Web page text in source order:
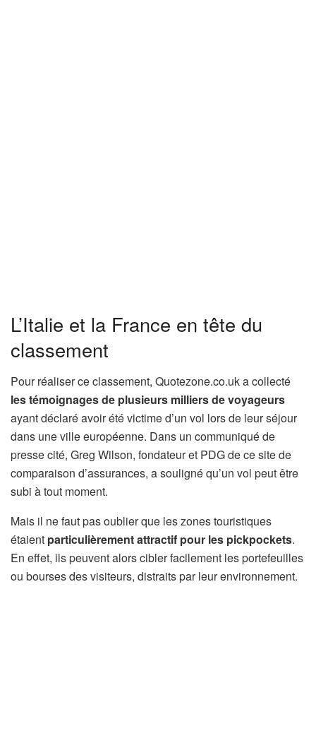
L’Italie et la France en tête du
classement
Pour réaliser ce classement, Quotezone.co.uk a collecté
les témoignages de plusieurs milliers de voyageurs
ayant déclaré avoir été victime d’un vol lors de leur séjour
dans une ville européenne. Dans un communiqué de
presse cité, Greg Wilson, fondateur et PDG de ce site de
comparaison d’assurances, a souligné qu’un vol peut être
subi à tout moment.
Mais il ne faut pas oublier que les zones touristiques
étaient particulièrement attractif pour les pickpockets.
En effet, ils peuvent alors cibler facilement les portefeuilles
ou bourses des visiteurs, distraits par leur environnement.